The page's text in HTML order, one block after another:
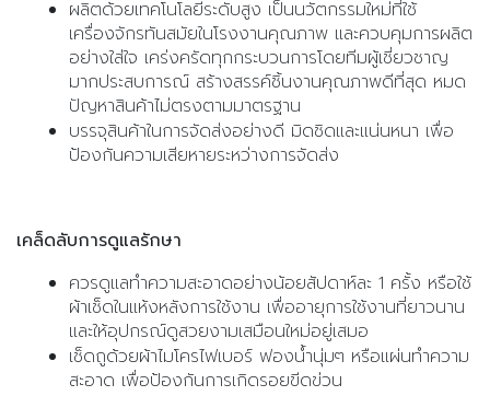
ผลิตด้วยเทคโนโลยีระดับสูง เป็นนวัตกรรมใหม่ที่ใช้
เครื่องจักรทันสมัยในโรงงานคุณภาพ และควบคุมการผลิต
อย่างใส่ใจ เคร่งครัดทุกกระบวนการโดยทีมผู้เชี่ยวชาญ
มากประสบการณ์ สร้างสรรค์ชิ้นงานคุณภาพดีที่สุด หมด
ปัญหาสินค้าไม่ตรงตามมาตรฐาน
บรรจุสินค้าในการจัดส่งอย่างดี มิดชิดและแน่นหนา เพื่อ
ป้องกันความเสียหายระหว่างการจัดส่ง
เคล็ดลับการดูแลรักษา
ควรดูแลทำความสะอาดอย่างน้อยสัปดาห์ละ 1 ครั้ง หรือใช้
ผ้าเช็ดในแห้งหลังการใช้งาน เพื่ออายุการใช้งานที่ยาวนาน
และให้อุปกรณ์ดูสวยงามเสมือนใหม่อยู่เสมอ
เช็ดถูด้วยผ้าไมโครไฟเบอร์ ฟองน้ำนุ่มๆ หรือแผ่นทำความ
สะอาด เพื่อป้องกันการเกิดรอยขีดข่วน